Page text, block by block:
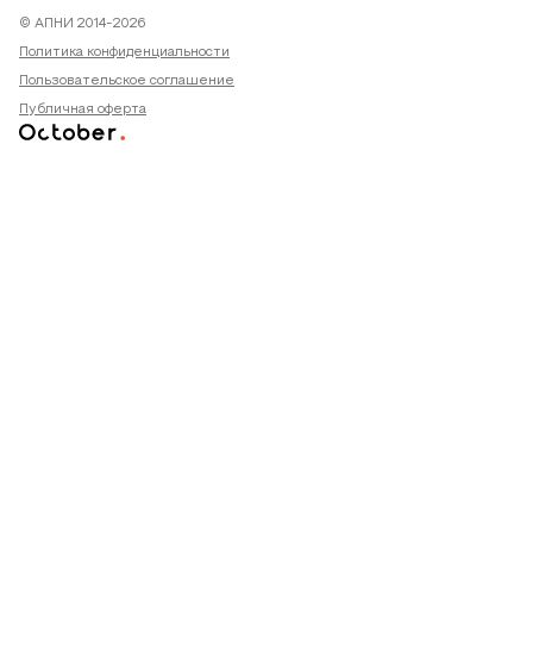
© АПНИ 2014-2026
Политика конфиденциальности
Пользовательское соглашение
Публичная оферта